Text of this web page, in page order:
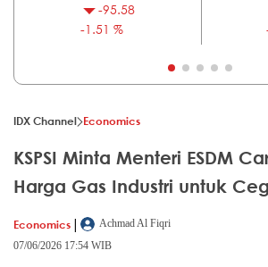
-95.58
-1.51 %
IDX Channel Economics
KSPSI Minta Menteri ESDM
Harga Gas Industri untuk
Economics |
Achmad Al Fiqri
07/06/2026 17:54 WIB